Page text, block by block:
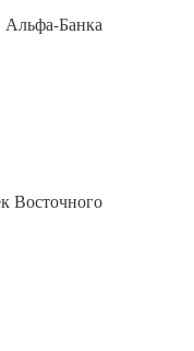
Альфа-Банка
Восточного